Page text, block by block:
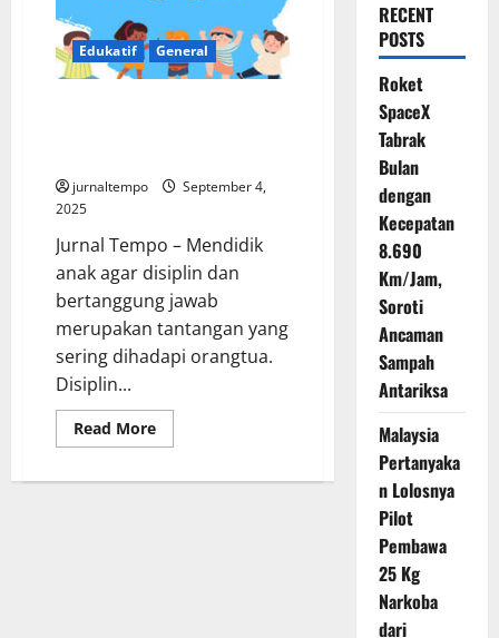
Edukatif General
jurnaltempo
September 4,
2025
Jurnal Tempo – Mendidik
anak agar disiplin dan
bertanggung jawab
merupakan tantangan yang
sering dihadapi orangtua.
Disiplin...
Read MoreRead
more
Mendidik
RECENT
POSTS
Roket
SpaceX
Tabrak
Bulan
dengan
Kecepatan
8.690
Km/Jam,
Soroti
Ancaman
Sampah
Antariksa
Malaysia
Pertanyaka
n Lolosnya
Pilot
Pembawa
25 Kg
Narkoba
dari